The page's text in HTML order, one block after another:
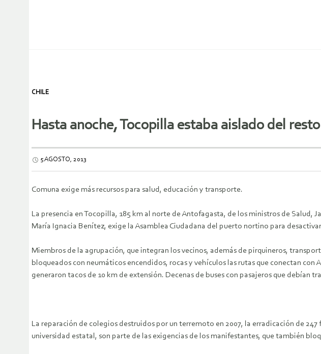
CHILE
Hasta anoche, Tocopilla estaba aislado del
5 AGOSTO, 2013
Comuna exige más recursos para salud, educación y transporte.
La presencia en Tocopilla, 185 km al norte de Antofagasta, de los ministros de
María Ignacia Benítez, exige la Asamblea Ciudadana del puerto nortino para
Miembros de la agrupación, que integran los vecinos, además de pirquineros,
bloqueados con neumáticos encendidos, rocas y vehículos las rutas que conectan
generaron tacos de 10 km de extensión. Decenas de buses con pasajeros que debían
La reparación de colegios destruidos por un terremoto en 2007, la erradicación de
universidad estatal, son parte de las exigencias de los manifestantes, que también